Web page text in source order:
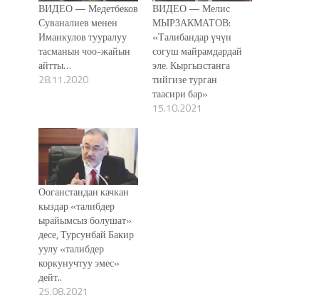
ВИДЕО — Медетбеков
Суваналиев менен
Иманкулов тууралуу
тасманын чоо-жайын
айтты…
28.11.2020
ВИДЕО — Мелис
МЫРЗАКМАТОВ:
«Талибандар үчүн
согуш майрамдардай
эле. Кыргызстанга
тийгизе турган
таасири бар»
15.10.2021
Ооганстандан качкан
кыздар «талибдер
ырайымсыз болушат»
десе, Турсунбай Бакир
уулу «талибдер
коркунучтуу эмес»
дейт..
25.08.2021